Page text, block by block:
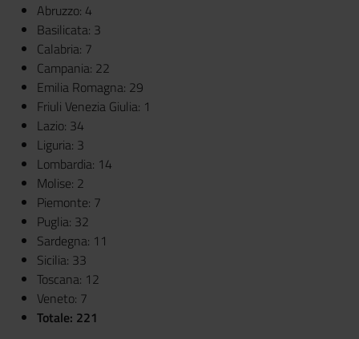
Abruzzo: 4
Basilicata: 3
Calabria: 7
Campania: 22
Emilia Romagna: 29
Friuli Venezia Giulia: 1
Lazio: 34
Liguria: 3
Lombardia: 14
Molise: 2
Piemonte: 7
Puglia: 32
Sardegna: 11
Sicilia: 33
Toscana: 12
Veneto: 7
Totale: 221